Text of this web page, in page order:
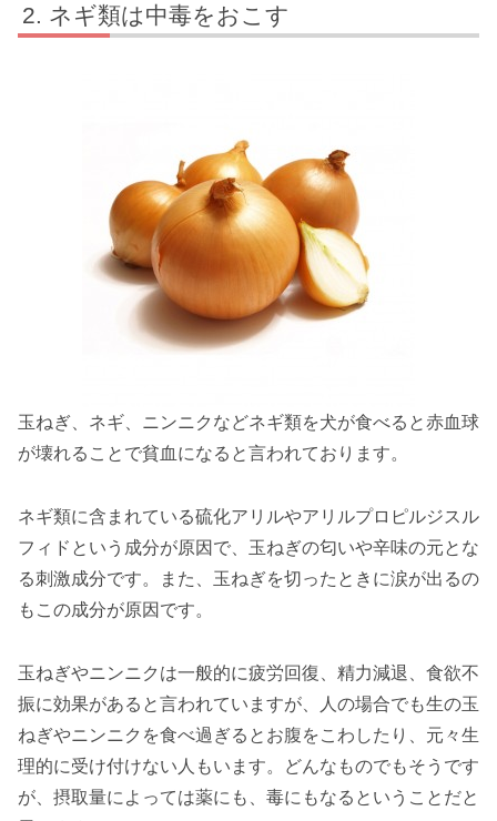
ネギ類は中毒をおこす
玉ねぎ、ネギ、ニンニクなどネギ類を犬が食べると赤血球
が壊れることで貧血になると言われております。
ネギ類に含まれている硫化アリルやアリルプロピルジスル
フィドという成分が原因で、玉ねぎの匂いや辛味の元とな
る刺激成分です。また、玉ねぎを切ったときに涙が出るの
もこの成分が原因です。
玉ねぎやニンニクは一般的に疲労回復、精力減退、食欲不
振に効果があると言われていますが、人の場合でも生の玉
ねぎやニンニクを食べ過ぎるとお腹をこわしたり、元々生
理的に受け付けない人もいます。どんなものでもそうです
が、摂取量によっては薬にも、毒にもなるということだと